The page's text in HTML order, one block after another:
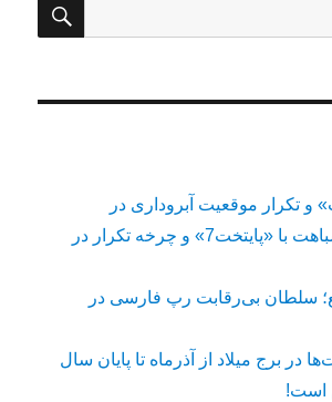
تکرار موقعیت آبروداری در
خواستگاری: شباهت با «پایتخت7» و چرخه تکرار در
سلطان بی‌رقابت رپ فارسی در
در برج میلاد از آذرماه تا پایان سال
است!